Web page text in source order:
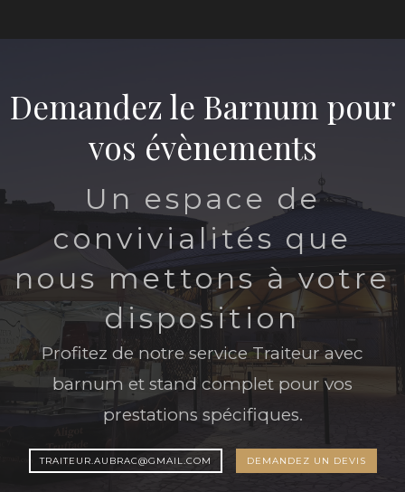
Demandez le Barnum pour
vos évènements
Un espace de
convivialités que
nous mettons à votre
disposition
Profitez de notre service Traiteur avec
barnum et stand complet pour vos
prestations spécifiques.
TRAITEUR.AUBRAC@GMAIL.COM DEMANDEZ UN DEVIS